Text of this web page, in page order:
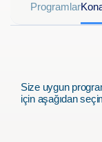
olanaklarla donatılmıştır. İspanyolca
geliştirmek
Programlar
Size uygun
için aşağıdan